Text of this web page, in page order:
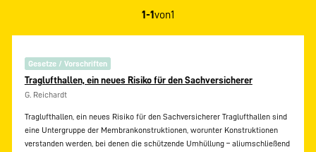
1-1von1
Gesetze / Vorschriften
Traglufthallen, ein neues Risiko für den Sachversicherer
G. Reichardt
Traglufthallen, ein neues Risiko für den Sachversicherer Traglufthallen sind
eine Untergruppe der Membrankonstruktionen, worunter Konstruktionen
verstanden werden, bei denen die schützende Umhüllung – aliumschließend